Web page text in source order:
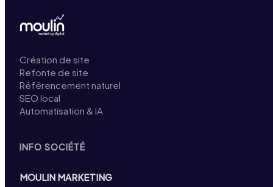
Création de site
Refonte de site
Référencement naturel
SEO local
Automatisation & IA
INFO SOCIÉTÉ
MOULIN MARKETING